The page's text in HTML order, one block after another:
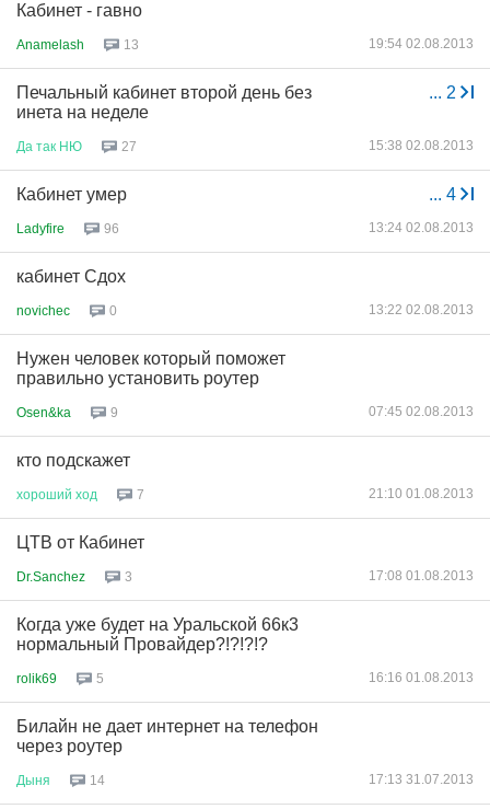
Кабинет - гавно
Anamelash 13 19:54 02.08.2013
... 2
Печальный кабинет второй день без
инета на неделе
Да так НЮ 27 15:38 02.08.2013
... 4
Кабинет умер
Ladyfire 96 13:24 02.08.2013
кабинет Сдох
novichec 0 13:22 02.08.2013
Нужен человек который поможет
правильно установить роутер
Osen&ka 9 07:45 02.08.2013
кто подскажет
хороший ход 7 21:10 01.08.2013
ЦТВ от Кабинет
Dr.Sanchez 3 17:08 01.08.2013
Когда уже будет на Уральской 66к3
нормальный Провайдер?!?!?!?
rolik69 5 16:16 01.08.2013
Билайн не дает интернет на телефон
через роутер
Дыня 14 17:13 31.07.2013